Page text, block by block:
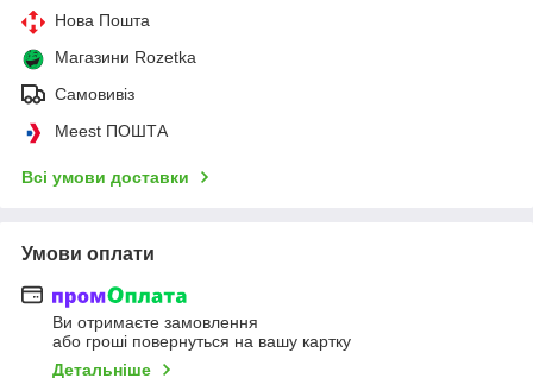
Нова Пошта
Магазини Rozetka
Самовивіз
Meest ПОШТА
Всі умови доставки
Умови оплати
Ви отримаєте замовлення
або гроші повернуться на вашу картку
Детальніше